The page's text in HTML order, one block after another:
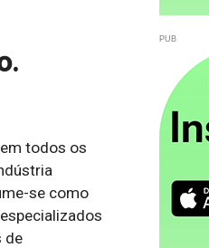
todos os
se como
de